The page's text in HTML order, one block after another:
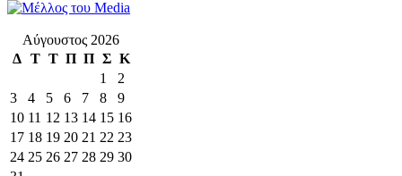
Αύγουστος 2026
Δ Τ Τ Π Π Σ Κ
1
2
3
4 5 6 7 8
9
10 11 12 13 14 15 16
17 18 19 20 21 22 23
24 25 26 27 28 29 30